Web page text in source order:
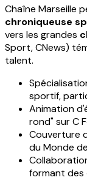
Chaîne Marseille
chroniqueuse
vers les grandes
Sport, CNews)
talent.
sportif,
Animation
rond" sur C
Couverture
du Monde
formant des